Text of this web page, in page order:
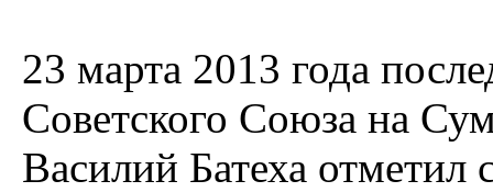
23 марта 2013 года
Советского Союза на
Василий Батеха отметил